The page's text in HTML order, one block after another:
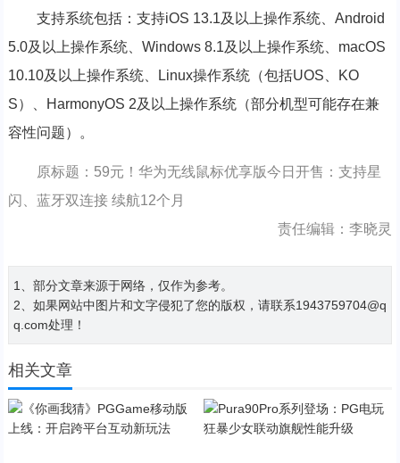
支持系统包括：支持iOS 13.1及以上操作系统、Android
5.0及以上操作系统、Windows 8.1及以上操作系统、macOS
10.10及以上操作系统、Linux操作系统（包括UOS、KO
S）、HarmonyOS 2及以上操作系统（部分机型可能存在兼
容性问题）。
原标题：59元！华为无线鼠标优享版今日开售：支持星
闪、蓝牙双连接 续航12个月
责任编辑：李晓灵
1、部分文章来源于网络，仅作为参考。
2、如果网站中图片和文字侵犯了您的版权，请联系1943759704@q
q.com处理！
相关文章